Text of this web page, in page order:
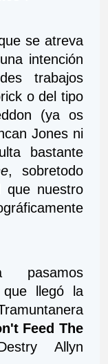
se atreva
intención
trabajos
o del tipo
(ya os
Jones ni
bastante
, sobretodo
que nuestro
pasamos
llegó la
Feed The
Allyn